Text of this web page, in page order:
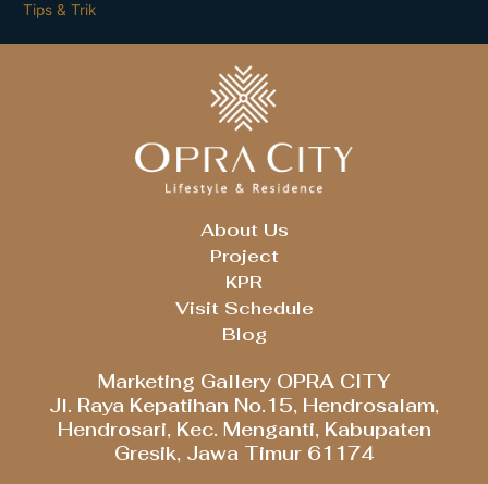
Tips & Trik
About Us
Project
KPR
Visit Schedule
Blog
Marketing Gallery OPRA CITY
Jl. Raya Kepatihan No.15, Hendrosalam,
Hendrosari, Kec. Menganti, Kabupaten
Gresik, Jawa Timur 61174